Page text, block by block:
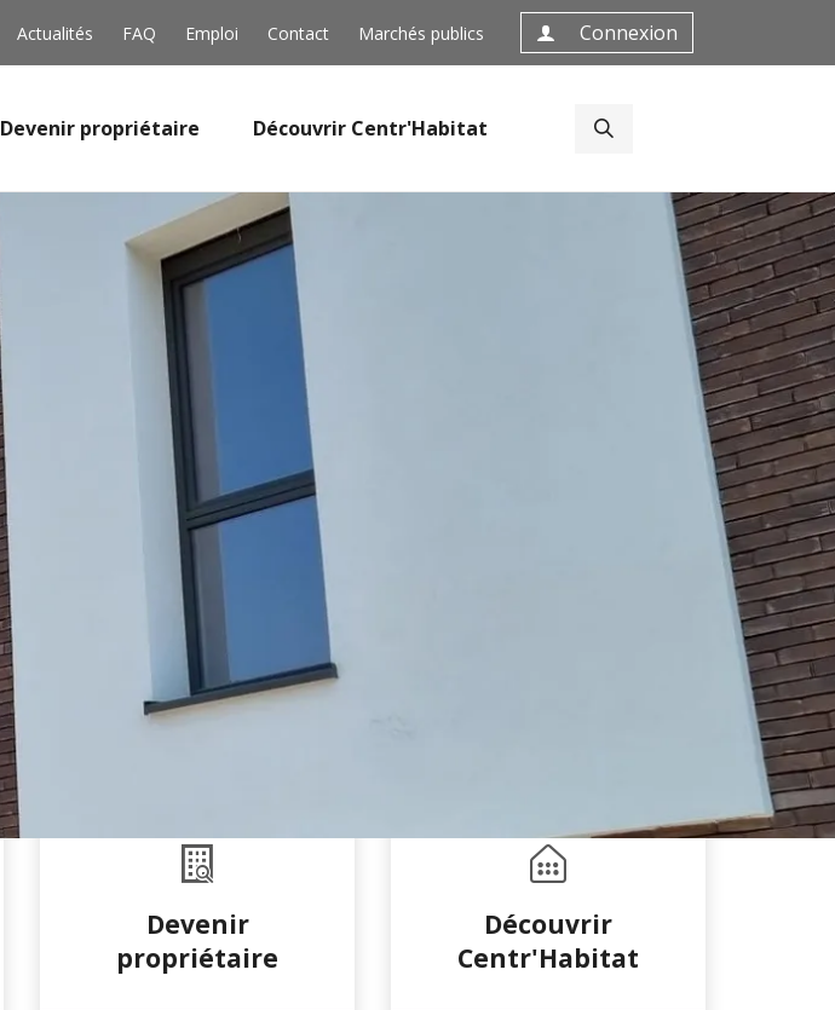
Actualités FAQ Emploi Contact Marchés publics Connexion
Devenir propriétaire Découvrir Centr'Habitat
Devenir
propriétaire
Découvrir
Centr'Habitat